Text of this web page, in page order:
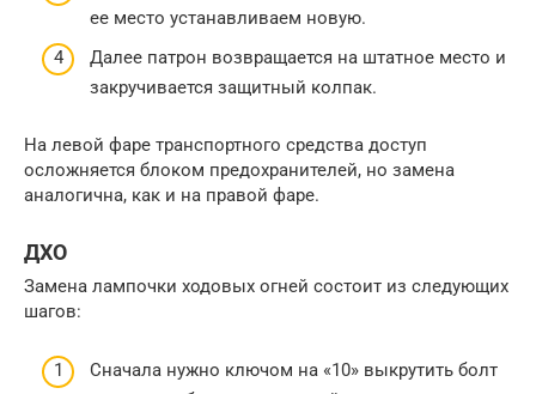
ее место устанавливаем новую.
Далее патрон возвращается на штатное место и
закручивается защитный колпак.
На левой фаре транспортного средства доступ
осложняется блоком предохранителей, но замена
аналогична, как и на правой фаре.
ДХО
Замена лампочки ходовых огней состоит из следующих
шагов:
Сначала нужно ключом на «10» выкрутить болт